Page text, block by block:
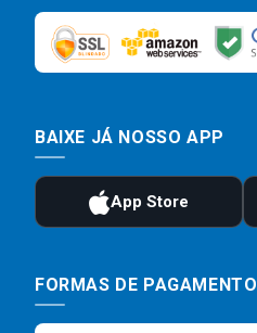
BAIXE JÁ NOSSO APP
FORMAS DE PAGAMENTO